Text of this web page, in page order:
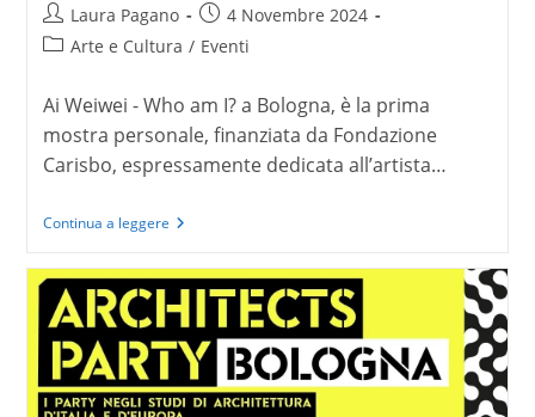
Autore
dell'articolo:
Laura Pagano
Articolo
pubblicato:
4 Novembre 2024
Categoria
Arte e Cultura / Eventi
Ai Weiwei - Who am I? a Bologna, è la prima
mostra personale, finanziata da Fondazione
Carisbo, espressamente dedicata all’artista…
Continua a leggereAi
Who
am
I?